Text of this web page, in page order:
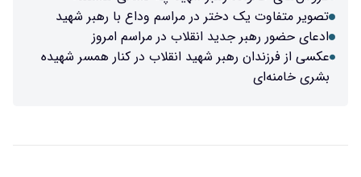
تصویر متفاوت یک دختر در مراسم وداع با رهبر شهید
ادعای حضور رهبر جدید انقلاب در مراسم امروز
عکسی از فرزندان رهبر شهید انقلاب در کنار همسر شهیده
بشری خامنه‌ای